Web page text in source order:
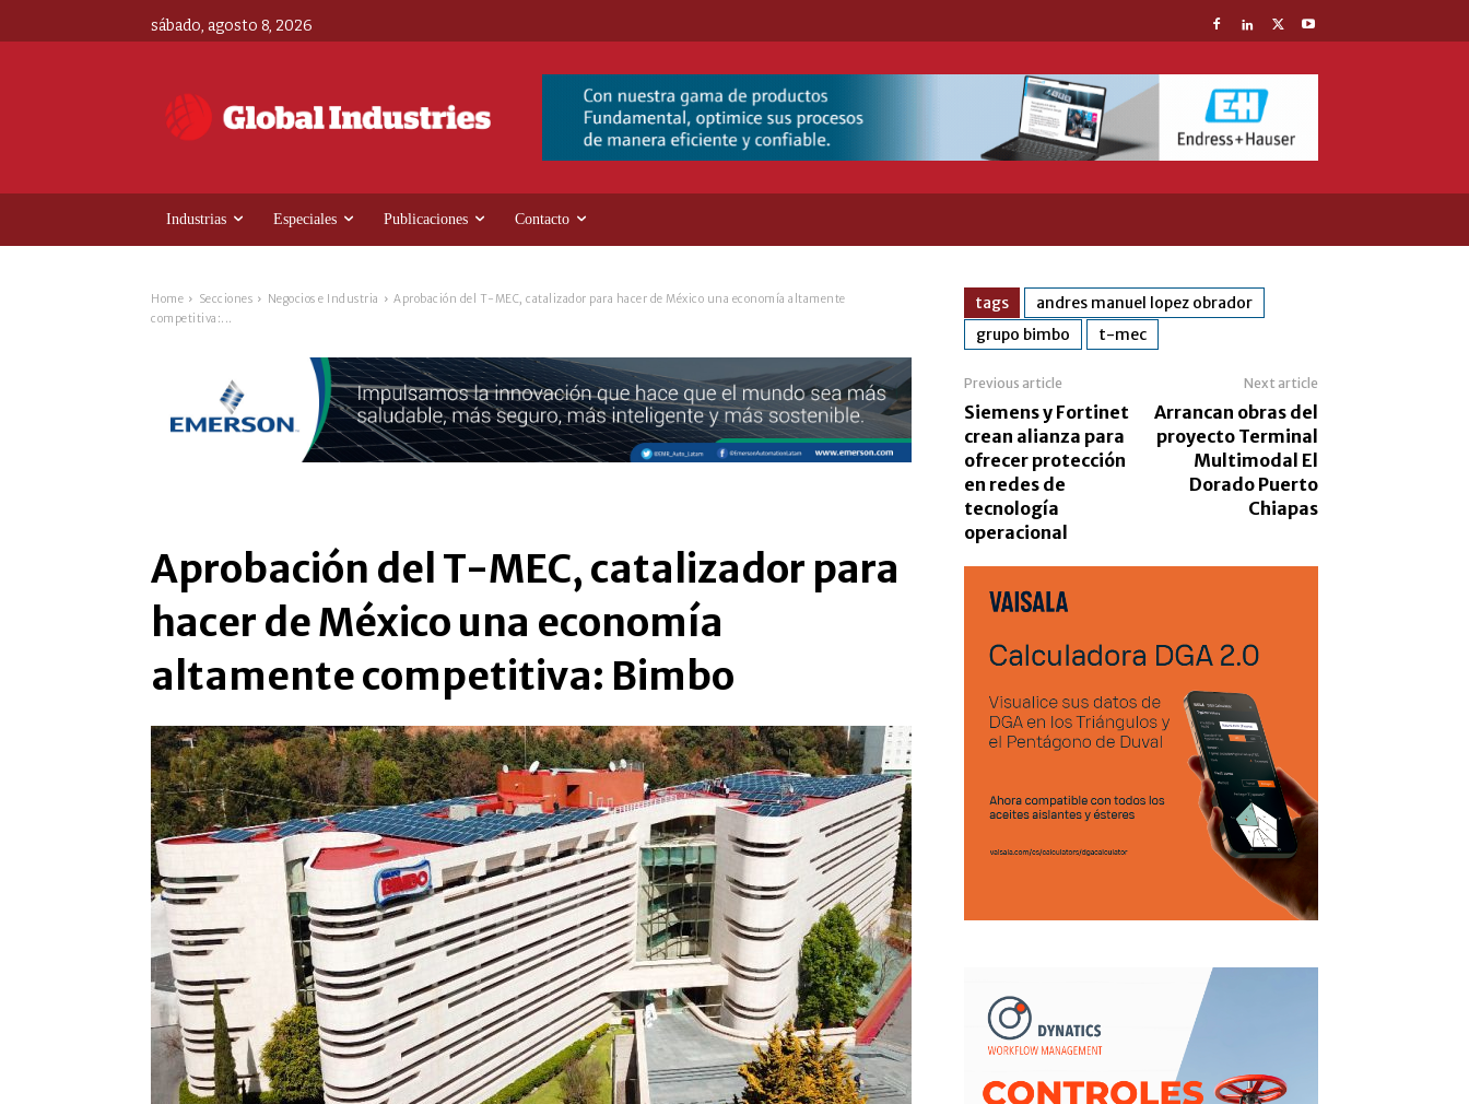
sábado, agosto 8, 2026
Industrias Especiales Publicaciones Contacto
Home Secciones Negocios e Industria
Aprobación del T-MEC, catalizador para hacer de México una economía altamente
competitiva:...
Aprobación del T-MEC, catalizador para
hacer de México una economía
altamente competitiva: Bimbo
tags
andres manuel lopez obrador
grupo bimbo
t-mec
Previous article
Siemens y Fortinet
crean alianza para
ofrecer protección
en redes de
tecnología
operacional
Next article
Arrancan obras del
proyecto Terminal
Multimodal El
Dorado Puerto
Chiapas